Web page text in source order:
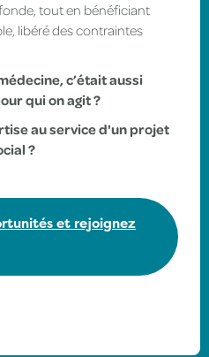
tout en bénéficiant
libéré des contraintes
c’était aussi
qui on agit ?
au service d'un projet
?
et rejoignez